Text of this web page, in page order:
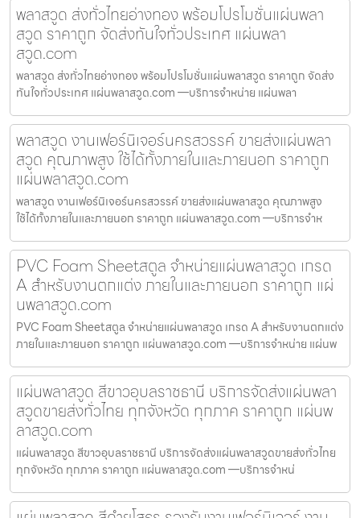
พลาสวูด ส่งทั่วไทยอ่างทอง พร้อมโปรโมชั่นแผ่นพลา
สวูด ราคาถูก จัดส่งทันใจทั่วประเทศ แผ่นพลา
สวูด.com
พลาสวูด ส่งทั่วไทยอ่างทอง พร้อมโปรโมชั่นแผ่นพลาสวูด ราคาถูก จัดส่ง
ทันใจทั่วประเทศ แผ่นพลาสวูด.com —บริการจำหน่าย แผ่นพลา
พลาสวูด งานเฟอร์นิเจอร์นครสวรรค์ ขายส่งแผ่นพลา
สวูด คุณภาพสูง ใช้ได้ทั้งภายในและภายนอก ราคาถูก
แผ่นพลาสวูด.com
พลาสวูด งานเฟอร์นิเจอร์นครสวรรค์ ขายส่งแผ่นพลาสวูด คุณภาพสูง
ใช้ได้ทั้งภายในและภายนอก ราคาถูก แผ่นพลาสวูด.com —บริการจำห
PVC Foam Sheetสตูล จำหน่ายแผ่นพลาสวูด เกรด
A สำหรับงานตกแต่ง ภายในและภายนอก ราคาถูก แผ่
นพลาสวูด.com
PVC Foam Sheetสตูล จำหน่ายแผ่นพลาสวูด เกรด A สำหรับงานตกแต่ง
ภายในและภายนอก ราคาถูก แผ่นพลาสวูด.com —บริการจำหน่าย แผ่นพ
แผ่นพลาสวูด สีขาวอุบลราชธานี บริการจัดส่งแผ่นพลา
สวูดขายส่งทั่วไทย ทุกจังหวัด ทุกภาค ราคาถูก แผ่นพ
ลาสวูด.com
แผ่นพลาสวูด สีขาวอุบลราชธานี บริการจัดส่งแผ่นพลาสวูดขายส่งทั่วไทย
ทุกจังหวัด ทุกภาค ราคาถูก แผ่นพลาสวูด.com —บริการจำหน่